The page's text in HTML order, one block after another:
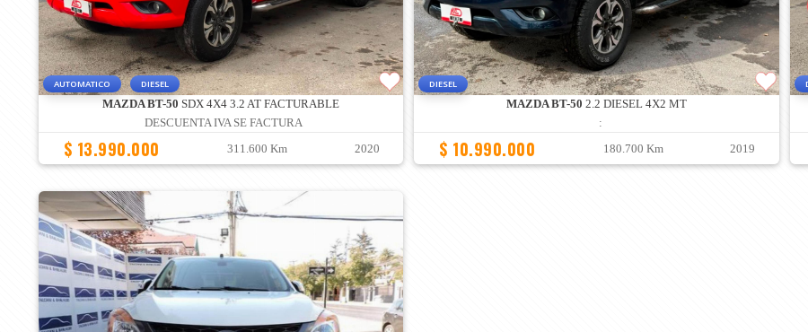
AUTOMATICO DIESEL
MAZDA BT-50 SDX 4X4 3.2 AT FACTURABLE
DESCUENTA IVA SE FACTURA
$ 13.990.000 311.600 Km 2020
DIESEL
MAZDA BT-50 2.2 DIESEL 4X2 MT
:
$ 10.990.000 180.700 Km 2019